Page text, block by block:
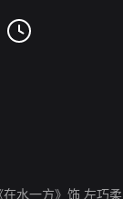
水一方》饰 左巧柔